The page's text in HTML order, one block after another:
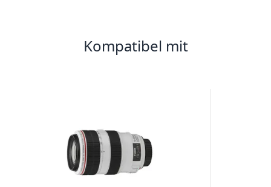
Kompatibel mit